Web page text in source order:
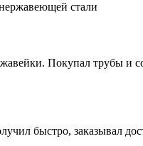
стали
Покупал трубы и
быстро, заказывал